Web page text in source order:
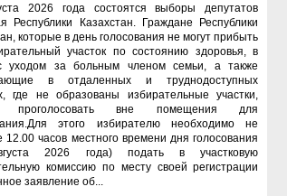
2026 года состоятся выборы депутатов
Республики Казахстан. Граждане Республики
которые в день голосования не могут прибыть
участок по состоянию здоровья, в
уходом за больным членом семьи, а также
в отдаленных и труднодоступных
где не образованы избирательные участки,
проголосовать вне помещения для
этого избирателю необходимо не
12.00 часов местного времени дня голосования
2026 года) подать в участковую
комиссию по месту своей регистрации
заявление об...